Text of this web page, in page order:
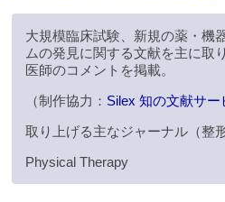
大規模臨床試験、新規の薬・機
ムの発見に関する文献を主に取
医師のコメントを掲載。
（制作協力： Silex 知の文献サー
取り上げる主なジャーナル（整
Physical Therapy